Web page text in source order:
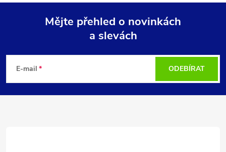
p
Mějte přehled o novinkách
a slevách
E-mail ODEBÍRAT